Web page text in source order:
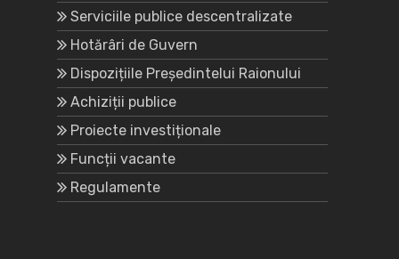
Serviciile publice descentralizate
Hotărâri de Guvern
Dispozițiile Președintelui Raionului
Achiziții publice
Proiecte investiționale
Funcții vacante
Regulamente